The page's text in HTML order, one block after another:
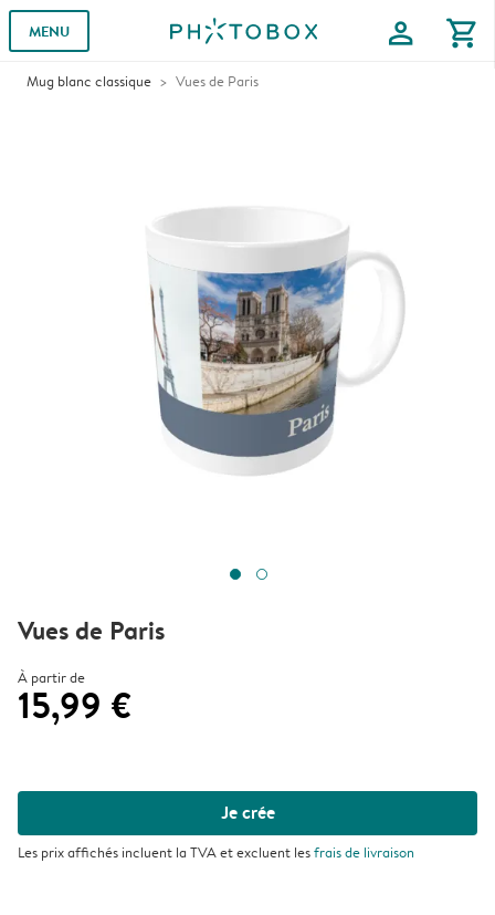
MENU profile shopping_cart
Mug blanc classique Vues de Paris
Vues de Paris
À partir de
15,99 €
Je crée
Les prix affichés incluent la TVA et excluent lesfrais de livraison